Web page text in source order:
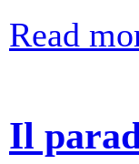
Read
Il